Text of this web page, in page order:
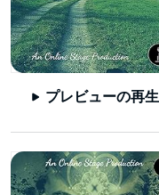
プレビューの再生